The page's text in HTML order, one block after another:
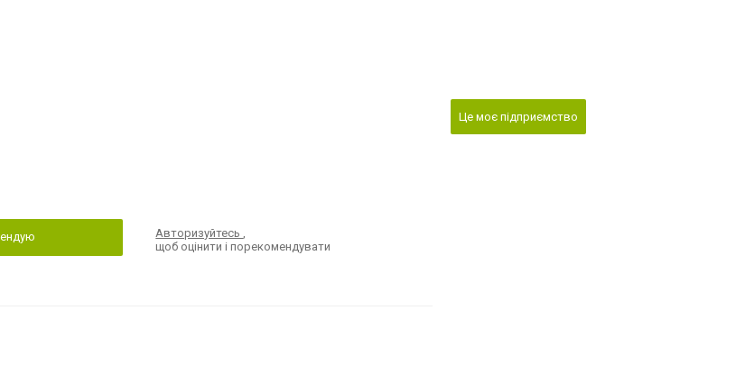
Авторизуйтесь,
щоб оцінити і порекомендувати
Це моє підприємство